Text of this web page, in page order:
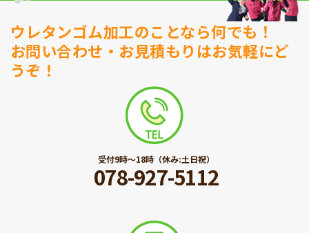
ウレタンゴム加工のことなら何でも！
お問い合わせ・お見積もりはお気軽にど
うぞ！
受付9時〜18時（休み:土日祝）
078-927-5112